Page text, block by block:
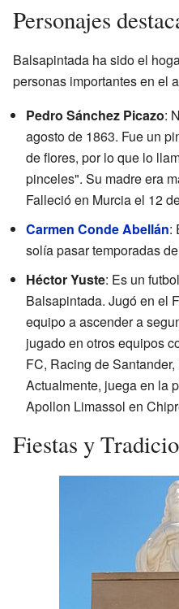
Personajes
Balsapintada ha sido el
personas importantes en el
Pedro Sánchez Picazo:
agosto de 1863. Fue un
de flores, por lo que lo
pinceles". Su madre era
Falleció en Murcia el 12
Carmen Conde Abellán:
solía pasar temporadas
Héctor Yuste: Es un
Balsapintada. Jugó en el
equipo a ascender a
jugado en otros equipos
FC, Racing de
Actualmente, juega en la
Apollon Limassol en
Fiestas y